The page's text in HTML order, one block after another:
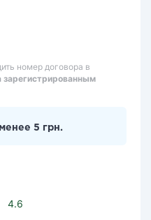
номер договора в
зарегистрированным
5 грн.
4.6